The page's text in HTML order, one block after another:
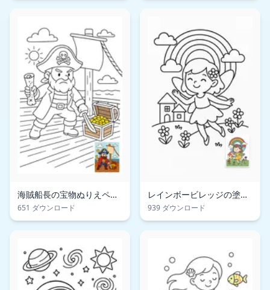
海賊船長の宝物ぬりえペー
ジ
651 ダウンロード
レインボービレッジの塗り
絵ページ：魅惑の妖精の冒
険
939 ダウンロード